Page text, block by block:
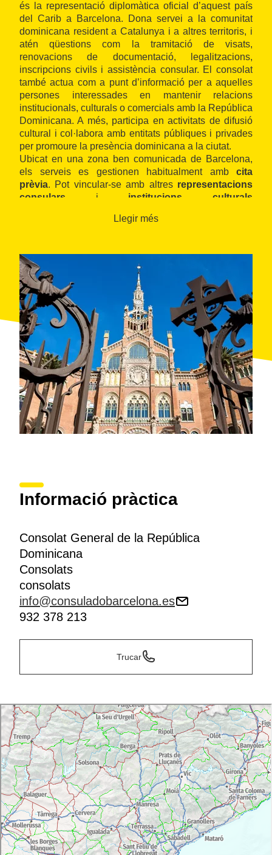
és la representació diplomàtica oficial d’aquest país
del Carib a Barcelona. Dona servei a la comunitat
dominicana resident a Catalunya i a altres territoris, i
atén qüestions com la tramitació de visats,
renovacions de documentació, legalitzacions,
inscripcions civils i assistència consular. El consolat
també actua com a punt d’informació per a aquelles
persones interessades en mantenir relacions
institucionals, culturals o comercials amb la República
Dominicana. A més, participa en activitats de difusió
cultural i col·labora amb entitats públiques i privades
per promoure la presència dominicana a la ciutat.
Ubicat en una zona ben comunicada de Barcelona,
els serveis es gestionen habitualment amb cita
prèvia. Pot vincular-se amb altres representacions
consulars i institucions culturals
Llegir més
Informació pràctica
Consolat General de la República
Dominicana
Consolats
consolats
info@consuladobarcelona.es
932 378 213
Trucar